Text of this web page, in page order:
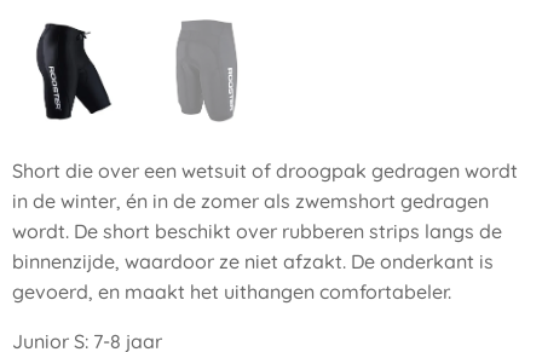
Short die over een wetsuit of droogpak gedragen wordt
in de winter, én in de zomer als zwemshort gedragen
wordt. De short beschikt over rubberen strips langs de
binnenzijde, waardoor ze niet afzakt. De onderkant is
gevoerd, en maakt het uithangen comfortabeler.
Junior S: 7-8 jaar